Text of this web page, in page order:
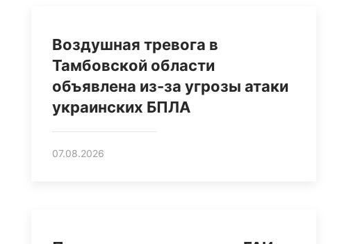
Воздушная тревога в
Тамбовской области
объявлена из-за угрозы атаки
украинских БПЛА
07.08.2026